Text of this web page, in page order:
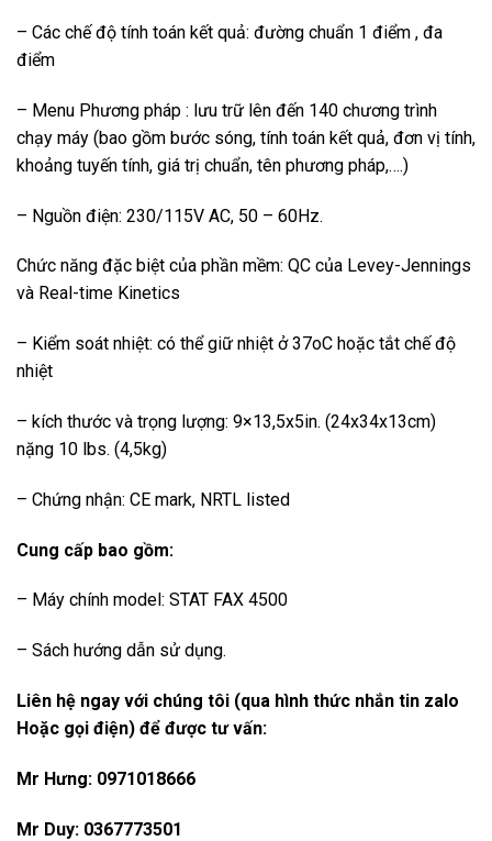
– Các chế độ tính toán kết quả: đường chuẩn 1 điểm , đa
điểm
– Menu Phương pháp : lưu trữ lên đến 140 chương trình
chạy máy (bao gồm bước sóng, tính toán kết quả, đơn vị tính,
khoảng tuyến tính, giá trị chuẩn, tên phương pháp,….)
– Nguồn điện: 230/115V AC, 50 – 60Hz.
Chức năng đặc biệt của phần mềm: QC của Levey-Jennings
và Real-time Kinetics
– Kiểm soát nhiệt: có thể giữ nhiệt ở 37oC hoặc tắt chế độ
nhiệt
– kích thước và trọng lượng: 9×13,5x5in. (24x34x13cm)
nặng 10 lbs. (4,5kg)
– Chứng nhận: CE mark, NRTL listed
Cung cấp bao gồm:
– Máy chính model: STAT FAX 4500
– Sách hướng dẫn sử dụng.
Liên hệ ngay với chúng tôi (qua hình thức nhắn tin zalo
Hoặc gọi điện) để được tư vấn:
Mr Hưng: 0971018666
Mr Duy: 0367773501